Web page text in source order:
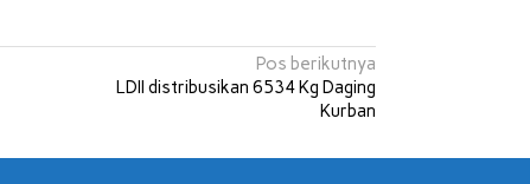
Pos berikutnya
LDII distribusikan 6534 Kg Daging
Kurban